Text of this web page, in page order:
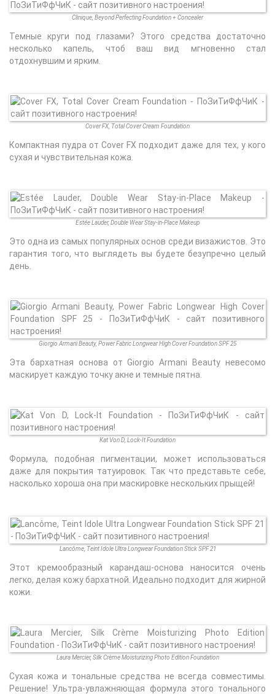
Clinique, Beyond Perfecting Foundation + Concealer
Темные круги под глазами? Этого средства достаточно
несколько капель, чтоб ваш вид мгновенно стал
отдохнувшим и ярким.
Cover FX, Total Cover Cream Foundation
Компактная пудра от Cover FX подходит даже для тех, у кого
сухая и чувствительная кожа.
Estée Lauder, Double Wear Stay-in-Place Makeup
Это одна из самых популярных основ среди визажистов. Это
гарантия того, что выглядеть вы будете безупречно целый
день.
Giorgio Armani Beauty, Power Fabric Longwear High Cover Foundation SPF 25
Эта бархатная основа от Giorgio Armani Beauty невесомо
маскирует каждую точку акне и темные пятна.
Kat Von D, Lock-It Foundation
Формула, подобная пигментации, может использоваться
даже для покрытия татуировок. Так что представьте себе,
насколько хороша она при маскировке нескольких прыщей!
Lancôme, Teint Idole Ultra Longwear Foundation Stick SPF 21
Этот кремообразный карандаш-основа наносится очень
легко, делая кожу бархатной. Идеально подходит для жирной
кожи.
Laura Mercier, Silk Crème Moisturizing Photo Edition Foundation
Сухая кожа и тональные средства не всегда совместимы.
Решение! Ультра-увлажняющая формула этого тонального